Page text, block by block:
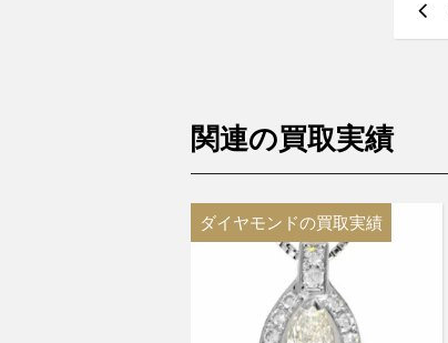
関連の買取実績
ダイヤモンドの買取実績